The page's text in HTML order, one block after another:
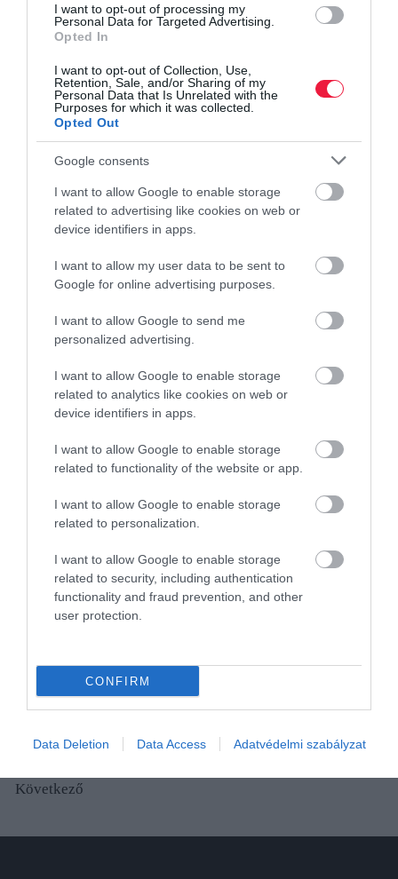
I want to opt-out of processing my
Personal Data for Targeted Advertising.
Opted In
I want to opt-out of Collection, Use,
Retention, Sale, and/or Sharing of my
Personal Data that Is Unrelated with the
Purposes for which it was collected.
Opted Out
Google consents
I want to allow Google to enable storage
related to advertising like cookies on web or
device identifiers in apps.
I want to allow my user data to be sent to
Google for online advertising purposes.
I want to allow Google to send me
personalized advertising.
I want to allow Google to enable storage
related to analytics like cookies on web or
device identifiers in apps.
I want to allow Google to enable storage
related to functionality of the website or app.
I want to allow Google to enable storage
related to personalization.
I want to allow Google to enable storage
related to security, including authentication
functionality and fraud prevention, and other
user protection.
CONFIRM
Data Deletion Data Access Adatvédelmi szabályzat
Jön-e a héten
hőhullám? Itt
előrejelzés
Változékony,
gyakran szeles idő
hőmérséklet
csúcsértéke
Celsius-fok körül
alakul és a
Veszély a
kiskertekben:
éjszaka alatt
vetés
A földibolhák
néhány óra alatt
kiskertet, és akár
alatt teljesen
tönkretehetik a
zsenge
zöldségnövényeket.
Megtetszett
növény az
egzotikus
Baj lehet
Egy egzotikus
különleges termés
csábító nyaralási
komoly
külföldről
hazahozott
Következő